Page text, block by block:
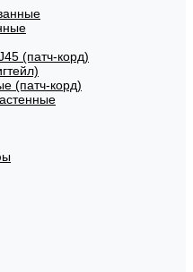
(патч-корд)
(патч-корд)